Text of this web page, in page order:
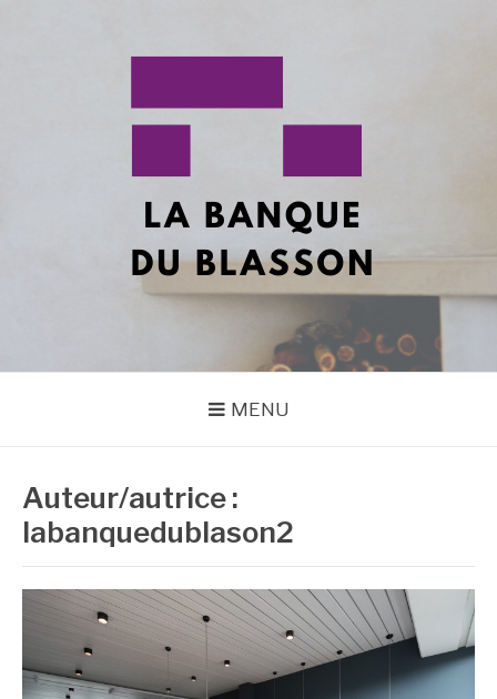
LA BANQUE DU
BLASON2
Tous vos sujets en décoration !
MENU
Auteur/autrice :
labanquedublason2